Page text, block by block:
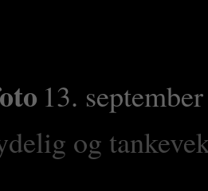
13.
og